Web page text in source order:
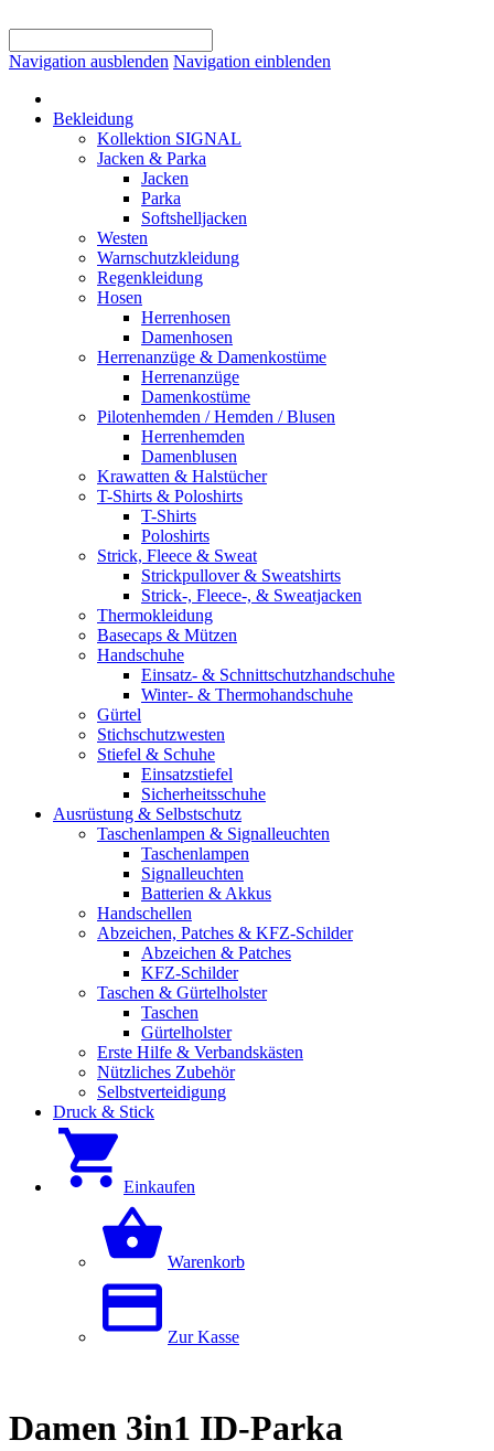
Navigation ausblenden Navigation einblenden
Bekleidung
Kollektion SIGNAL
Jacken & Parka
Jacken
Parka
Softshelljacken
Westen
Warnschutzkleidung
Regenkleidung
Hosen
Herrenhosen
Damenhosen
Herrenanzüge & Damenkostüme
Herrenanzüge
Damenkostüme
Pilotenhemden / Hemden / Blusen
Herrenhemden
Damenblusen
Krawatten & Halstücher
T-Shirts & Poloshirts
T-Shirts
Poloshirts
Strick, Fleece & Sweat
Strickpullover & Sweatshirts
Strick-, Fleece-, & Sweatjacken
Thermokleidung
Basecaps & Mützen
Handschuhe
Einsatz- & Schnittschutzhandschuhe
Winter- & Thermohandschuhe
Gürtel
Stichschutzwesten
Stiefel & Schuhe
Einsatzstiefel
Sicherheitsschuhe
Ausrüstung & Selbstschutz
Taschenlampen & Signalleuchten
Taschenlampen
Signalleuchten
Batterien & Akkus
Handschellen
Abzeichen, Patches & KFZ-Schilder
Abzeichen & Patches
KFZ-Schilder
Taschen & Gürtelholster
Taschen
Gürtelholster
Erste Hilfe & Verbandskästen
Nützliches Zubehör
Selbstverteidigung
Druck & Stick
Einkaufen
Warenkorb
Zur Kasse
Damen 3in1 ID-Parka